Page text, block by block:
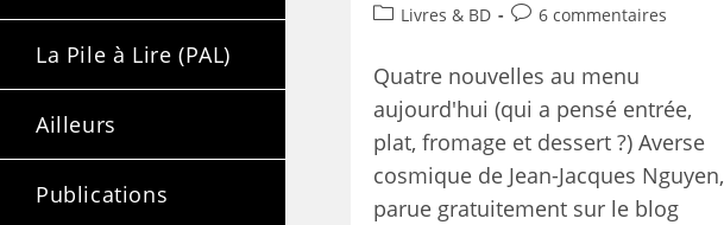
La Pile à Lire (PAL)
Ailleurs
Publications
Livres & BD
6 commentaires
Quatre nouvelles au menu
aujourd'hui (qui a pensé entrée,
plat, fromage et dessert ?) Averse
cosmique de Jean-Jacques Nguyen,
parue gratuitement sur le blog